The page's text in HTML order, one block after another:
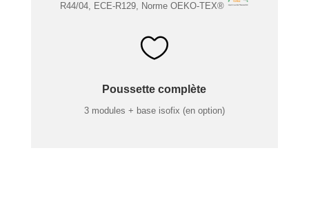
R44/04, ECE-R129, Norme OEKO-TEX®

Poussette complète
3 modules + base isofix (en option)